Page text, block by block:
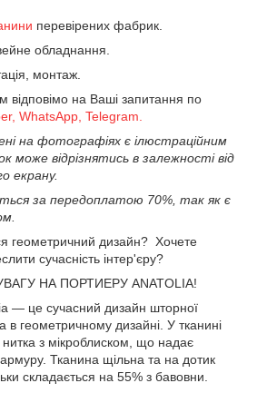
перевірених фабрик.
обладнання.
монтаж.
відповімо на Ваші запитання по
WhatsApp, Telegram.
на фотографіях є ілюстраційним
може відрізнятись в залежності від
екрану.
за передоплатою 70%, так як є
геометричний дизайн? Хочете
сучасність інтер'єру?
НА ПОРТИЕРУ ANATOLIA!
— це сучасний дизайн шторної
в геометричному дизайні. У тканині
нитка з мікроблиском, що надає
Тканина щільна та на дотик
складається на 55% з бавовни.